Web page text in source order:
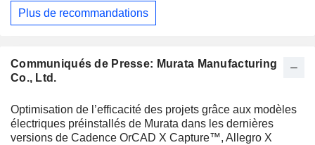
Plus de recommandations
Communiqués de Presse: Murata Manufacturing
Co., Ltd.
Optimisation de l’efficacité des projets grâce aux modèles
électriques préinstallés de Murata dans les dernières
versions de Cadence OrCAD X Capture™, Allegro X